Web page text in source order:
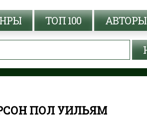
ТОП 100 АВТОРЫ
ПОЛ УИЛЬЯМ